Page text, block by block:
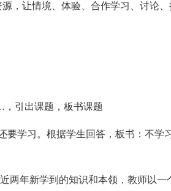
，让情境、体验、合作学习、讨论
引出课题，板书课题
要学习。根据学生回答，板书：不学
两年新学到的知识和本领，教师以一